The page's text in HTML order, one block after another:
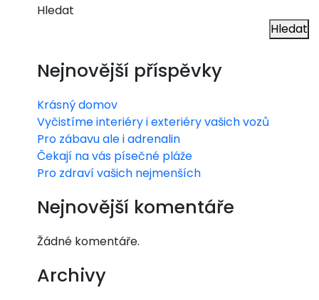
Hledat
Hledat
Nejnovější příspěvky
Krásný domov
Vyčistíme interiéry i exteriéry vašich vozů
Pro zábavu ale i adrenalin
Čekají na vás písečné pláže
Pro zdraví vašich nejmenších
Nejnovější komentáře
Žádné komentáře.
Archivy